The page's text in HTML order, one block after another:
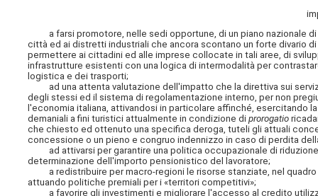
a farsi promotore, nelle sedi opportune, di un piano nazionale di
città ed ai distretti industriali che ancora scontano un forte divario
permettere ai cittadini ed alle imprese collocate in tali aree, di
infrastrutture esistenti con una logica di intermodalità per
logistica e dei trasporti;
ad una attenta valutazione dell'impatto che la direttiva sui
degli stessi ed il sistema di regolamentazione interno, per non
l'economia italiana, attivandosi in particolare affinché, esercitando
demaniali a fini turistici attualmente in condizione diprorogatio
che chiesto ed ottenuto una specifica deroga, tuteli gli attuali
concessione o un pieno e congruo indennizzo in caso di perdita
ad attivarsi per garantire una politica occupazionale di
determinazione dell'importo pensionistico del lavoratore;
a redistribuire per macro-regioni le risorse stanziate, nel quadro
attuando politiche premiali per i «territori competitivi»;
a favorire gli investimenti e migliorare l'accesso al credito